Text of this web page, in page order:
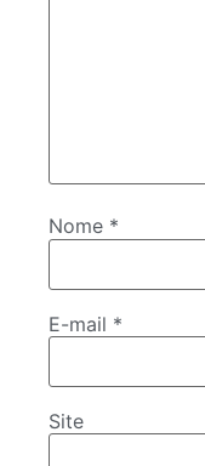
Nome *
E-mail *
Site